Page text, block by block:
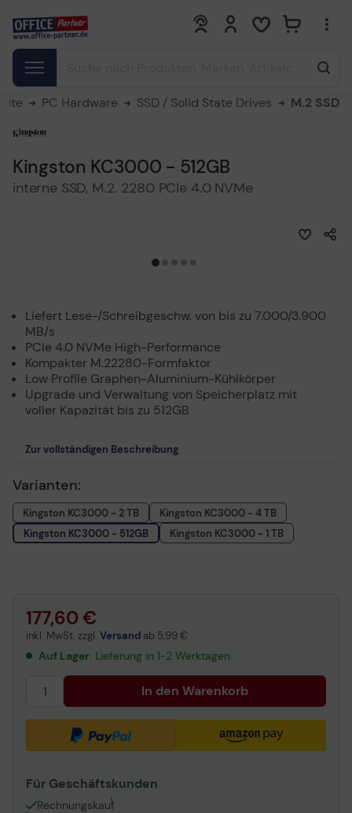
0 0
PC Hardware SSD / Solid State Drives M.2 SSD
Kingston KC3000 - 512GB
interne SSD, M.2. 2280 PCIe 4.0 NVMe
Liefert Lese-/Schreibgeschw. von bis zu 7.000/3.900
MB/s
PCIe 4.0 NVMe High-Performance
Kompakter M.22280-Formfaktor
Low Profile Graphen-Aluminium-Kühlkörper
Upgrade und Verwaltung von Speicherplatz mit
voller Kapazität bis zu 512GB
Zur vollständigen Beschreibung
Varianten:
Kingston KC3000 - 2 TB
Kingston KC3000 - 4 TB
Kingston KC3000 - 512GB
Kingston KC3000 - 1 TB
177,60 €
inkl. MwSt. zzgl. Versand ab 5,99 €
Auf Lager: Lieferung in 1-2 Werktagen
In den Warenkorb
Für Geschäftskunden
Rechnungskauf
1